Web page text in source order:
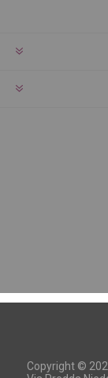
Copyright ©